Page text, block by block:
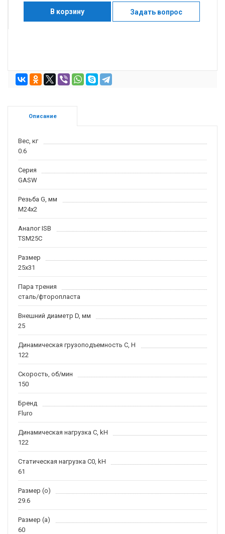
В корзину Задать вопрос
Описание
Вес, кг
0.6
Серия
GASW
Резьба G, мм
M24x2
Аналог ISB
TSM25C
Размер
25x31
Пара трения
сталь/фторопласта
Внешний диаметр D, мм
25
Динамическая грузоподъемность С, H
122
Скорость, об/мин
150
Бренд
Fluro
Динамическая нагрузка C, kН
122
Статическая нагрузка C0, kH
61
Размер (o)
29.6
Размер (a)
60